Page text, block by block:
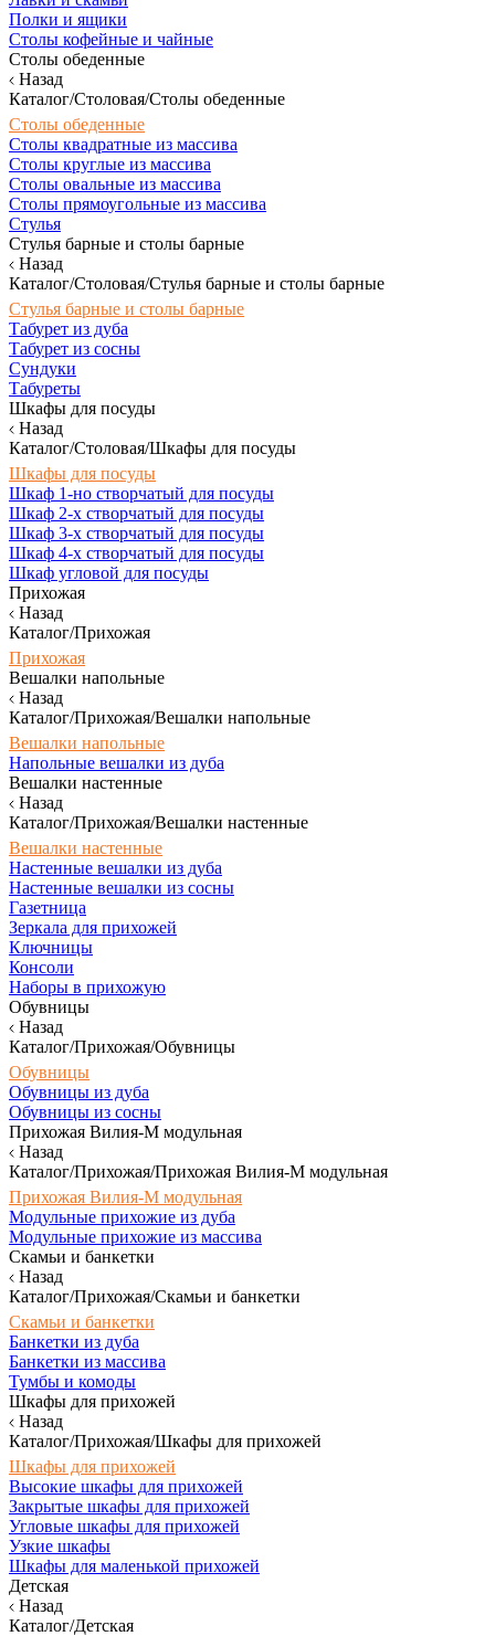
Полки и ящики
Столы кофейные и чайные
Столы обеденные
Назад
Каталог/Столовая/Столы обеденные
Столы обеденные
Столы квадратные из массива
Столы круглые из массива
Столы овальные из массива
Столы прямоугольные из массива
Стулья
Стулья барные и столы барные
Назад
Каталог/Столовая/Стулья барные и столы барные
Стулья барные и столы барные
Табурет из дуба
Табурет из сосны
Сундуки
Табуреты
Шкафы для посуды
Назад
Каталог/Столовая/Шкафы для посуды
Шкафы для посуды
Шкаф 1-но створчатый для посуды
Шкаф 2-х створчатый для посуды
Шкаф 3-х створчатый для посуды
Шкаф 4-х створчатый для посуды
Шкаф угловой для посуды
Прихожая
Назад
Каталог/Прихожая
Прихожая
Вешалки напольные
Назад
Каталог/Прихожая/Вешалки напольные
Вешалки напольные
Напольные вешалки из дуба
Вешалки настенные
Назад
Каталог/Прихожая/Вешалки настенные
Вешалки настенные
Настенные вешалки из дуба
Настенные вешалки из сосны
Газетница
Зеркала для прихожей
Ключницы
Консоли
Наборы в прихожую
Обувницы
Назад
Каталог/Прихожая/Обувницы
Обувницы
Обувницы из дуба
Обувницы из сосны
Прихожая Вилия-М модульная
Назад
Каталог/Прихожая/Прихожая Вилия-М модульная
Прихожая Вилия-М модульная
Модульные прихожие из дуба
Модульные прихожие из массива
Скамьи и банкетки
Назад
Каталог/Прихожая/Скамьи и банкетки
Скамьи и банкетки
Банкетки из дуба
Банкетки из массива
Тумбы и комоды
Шкафы для прихожей
Назад
Каталог/Прихожая/Шкафы для прихожей
Шкафы для прихожей
Высокие шкафы для прихожей
Закрытые шкафы для прихожей
Угловые шкафы для прихожей
Узкие шкафы
Шкафы для маленькой прихожей
Детская
Назад
Каталог/Детская